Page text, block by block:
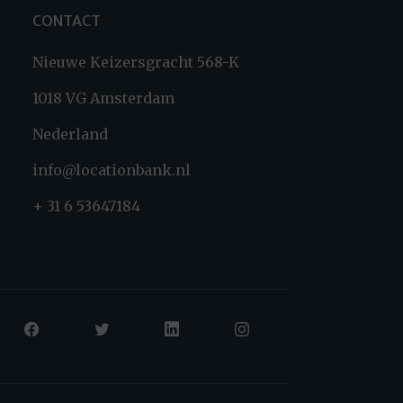
CONTACT
Nieuwe Keizersgracht 568-K
1018 VG Amsterdam
Nederland
info@locationbank.nl
+ 31 6 53647184